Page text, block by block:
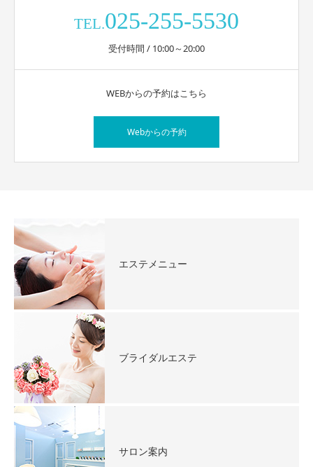
TEL.025-255-5530
受付時間 / 10:00～20:00
WEBからの予約はこちら
Webからの予約
エステメニュー
ブライダルエステ
サロン案内